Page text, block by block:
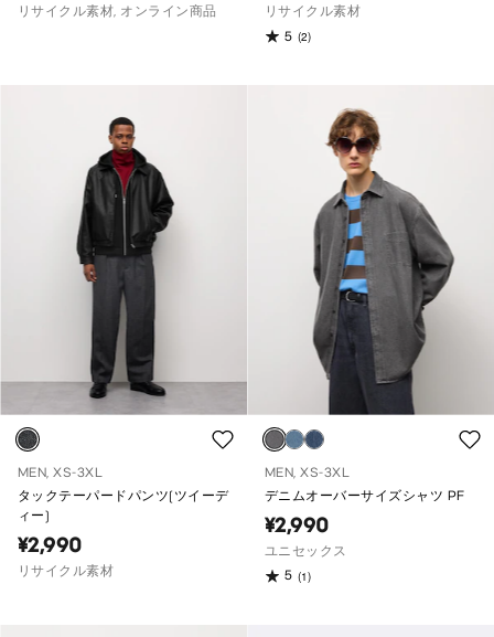
リサイクル素材, オンライン商品
リサイクル素材
5 (2)
MEN, XS-3XL
タックテーパードパンツ(ツイーデ
ィー)
¥2,990
リサイクル素材
MEN, XS-3XL
デニムオーバーサイズシャツ PF
¥2,990
ユニセックス
5 (1)